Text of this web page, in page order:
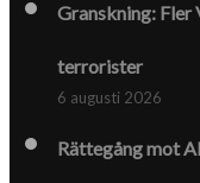
Granskning:
terrorister
6 augusti 2026
Rättegång mot